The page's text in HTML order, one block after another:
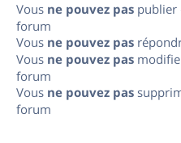
Vous ne pouvez pas publier
forum
Vous ne pouvez pas
Vous ne pouvez pas
forum
Vous ne pouvez pas
forum